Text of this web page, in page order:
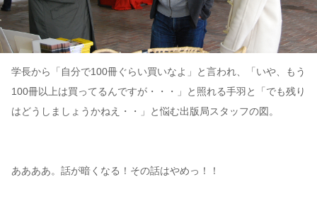
学長から「自分で100冊ぐらい買いなよ」と言われ、「いや、もう
100冊以上は買ってるんですが・・・」と照れる手羽と「でも残り
はどうしましょうかねえ・・」と悩む出版局スタッフの図。
ああああ。話が暗くなる！その話はやめっ！！